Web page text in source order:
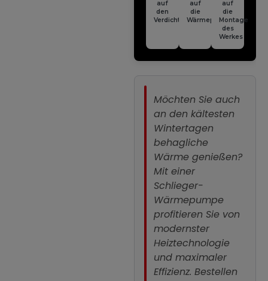
auf
den
Verdichter
auf
die
Wärmepumpe
auf
die
Montage
des
Werkes
Möchten Sie auch
an den kältesten
Wintertagen
behagliche
Wärme genießen?
Mit einer
Schlieger-
Wärmepumpe
profitieren Sie von
modernster
Heiztechnologie
und maximaler
Effizienz. Bestellen